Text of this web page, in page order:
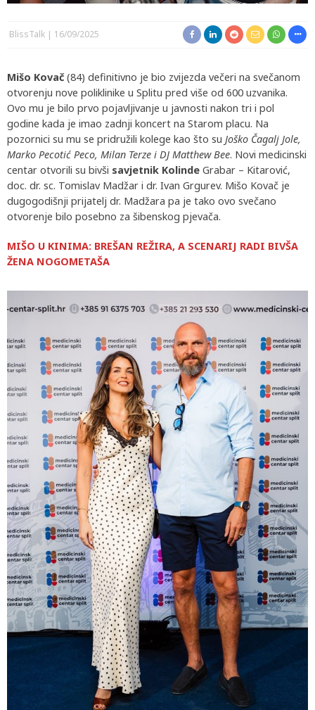
BlissTalk 16/09/2025
Mišo Kovač(84) definitivno je bio zvijezda večeri na svečanom
otvorenju nove poliklinike u Splitu pred više od 600 uzvanika.
Ovo mu je bilo prvo pojavljivanje u javnosti nakon tri i pol
godine kada je imao zadnji koncert na Starom placu. Na
pozornici su mu se pridružili kolege kao što su Joško Čagalj Jole,
Marko Pecotić Peco, Milan Terze i DJ Matthew Bee. Novi medicinski
centar otvorili su bivši savjetnik Kolinde Grabar – Kitarović,
doc. dr. sc. Tomislav Madžar i dr. Ivan Grgurev. Mišo Kovač je
dugogodišnji prijatelj dr. Madžara pa je tako ovo svečano
otvorenje bilo posebno za šibenskog pjevača.
MIŠO U KINIMA: BREŠAN REŽIRA, A SCENARIJ RADI BIVŠA
ŽENA NOGOMETAŠA